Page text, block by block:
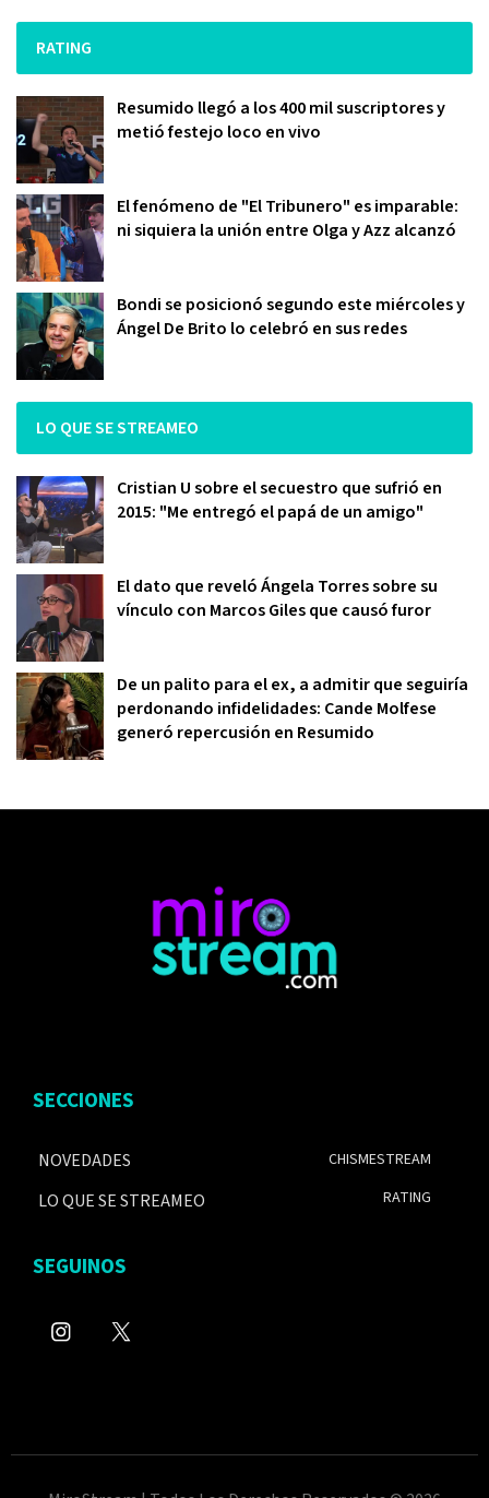
RATING
Resumido llegó a los 400 mil suscriptores y
metió festejo loco en vivo
El fenómeno de "El Tribunero" es imparable:
ni siquiera la unión entre Olga y Azz alcanzó
Bondi se posicionó segundo este miércoles y
Ángel De Brito lo celebró en sus redes
LO QUE SE STREAMEO
Cristian U sobre el secuestro que sufrió en
2015: "Me entregó el papá de un amigo"
El dato que reveló Ángela Torres sobre su
vínculo con Marcos Giles que causó furor
De un palito para el ex, a admitir que seguiría
perdonando infidelidades: Cande Molfese
generó repercusión en Resumido
SECCIONES
NOVEDADES
LO QUE SE STREAMEO
CHISMESTREAM
RATING
SEGUINOS